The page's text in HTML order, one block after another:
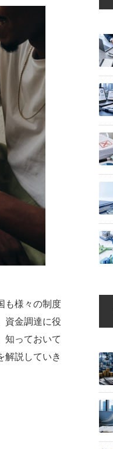
も様々の制度
資金調達に役
知っておいて
解説していき